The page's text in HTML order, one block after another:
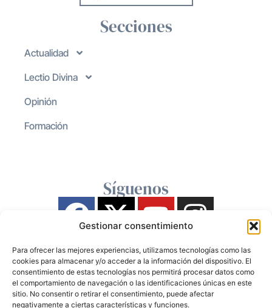
Gestionar consentimiento
Para ofrecer las mejores experiencias, utilizamos tecnologías como las
cookies para almacenar y/o acceder a la información del dispositivo. El
consentimiento de estas tecnologías nos permitirá procesar datos como
el comportamiento de navegación o las identificaciones únicas en este
sitio. No consentir o retirar el consentimiento, puede afectar
negativamente a ciertas características y funciones.
Secciones
Actualidad
Lectio Divina
Opinión
Formación
Síguenos